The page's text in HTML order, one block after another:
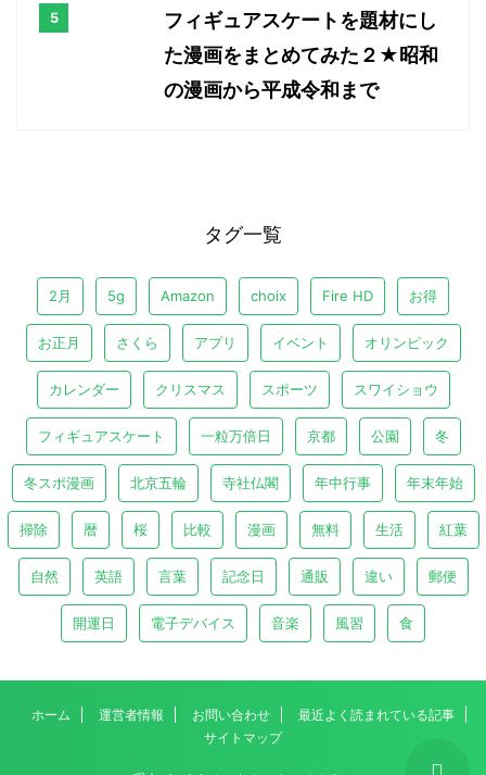
フィギュアスケートを題材にし
た漫画をまとめてみた２★昭和
の漫画から平成令和まで
タグ一覧
2月 5g Amazon choix Fire HD お得
お正月 さくら アプリ イベント オリンピック
カレンダー クリスマス スポーツ スワイショウ
フィギュアスケート 一粒万倍日 京都 公園 冬
冬スポ漫画 北京五輪 寺社仏閣 年中行事 年末年始
掃除 暦 桜 比較 漫画 無料 生活 紅葉
自然 英語 言葉 記念日 通販 違い 郵便
開運日 電子デバイス 音楽 風習 食
ホーム 運営者情報 お問い合わせ
最近よく読まれている記事
サイトマップ